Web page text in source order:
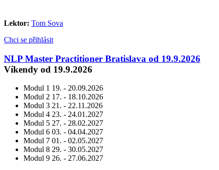
Lektor: Tom Sova
Chci se přihlásit
NLP Master Practitioner Bratislava od 19.9.2026
Víkendy od 19.9.2026
Modul 1 19. - 20.09.2026
Modul 2 17. - 18.10.2026
Modul 3 21. - 22.11.2026
Modul 4 23. - 24.01.2027
Modul 5 27. - 28.02.2027
Modul 6 03. - 04.04.2027
Modul 7 01. - 02.05.2027
Modul 8 29. - 30.05.2027
Modul 9 26. - 27.06.2027